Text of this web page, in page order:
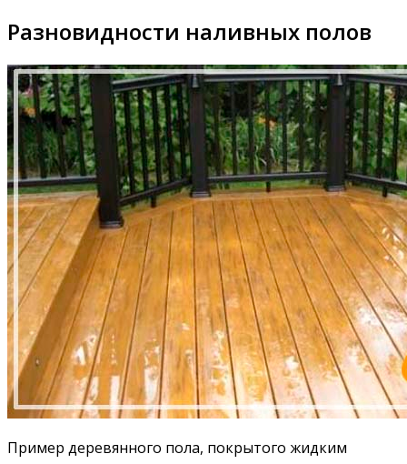
Разновидности наливных полов
Пример деревянного пола, покрытого жидким